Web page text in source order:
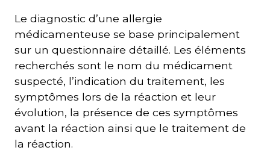
Le diagnostic d’une allergie
médicamenteuse se base principalement
sur un questionnaire détaillé. Les éléments
recherchés sont le nom du médicament
suspecté, l’indication du traitement, les
symptômes lors de la réaction et leur
évolution, la présence de ces symptômes
avant la réaction ainsi que le traitement de
la réaction.